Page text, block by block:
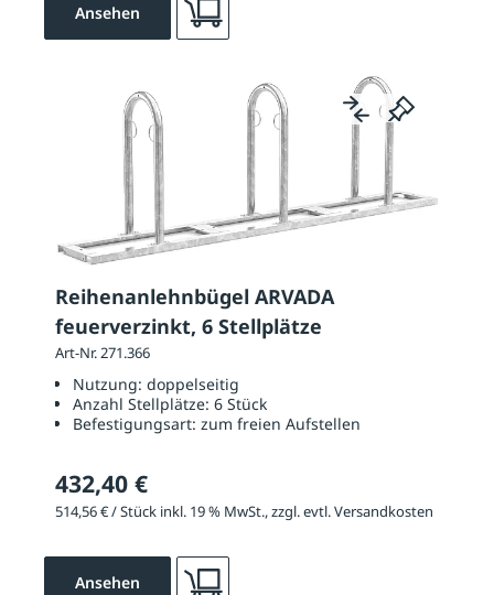
Ansehen
Reihenanlehnbügel ARVADA
feuerverzinkt, 6 Stellplätze
Art-Nr. 271.366
Nutzung: doppelseitig
Anzahl Stellplätze: 6 Stück
Befestigungsart: zum freien Aufstellen
432,40 €
514,56 € / Stück inkl. 19 % MwSt., zzgl. evtl. Versandkosten
Ansehen